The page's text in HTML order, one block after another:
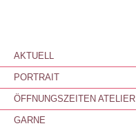
AKTUELL
PORTRAIT
ÖFFNUNGSZEITEN ATELIER
GARNE